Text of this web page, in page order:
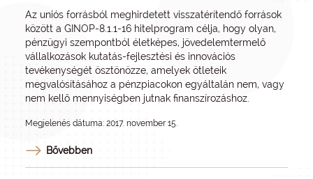
Az uniós forrásból meghirdetett visszatérítendő források
között a GINOP-8.1.1-16 hitelprogram célja, hogy olyan,
pénzügyi szempontból életképes, jövedelemtermelő
vállalkozások kutatás-fejlesztési és innovációs
tevékenységét ösztönözze, amelyek ötleteik
megvalósításához a pénzpiacokon egyáltalán nem, vagy
nem kellő mennyiségben jutnak finanszírozáshoz.
Megjelenés dátuma: 2017. november 15.
Bővebben